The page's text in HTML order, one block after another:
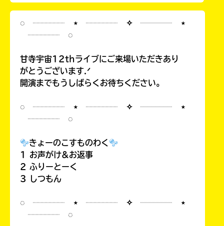
◌ ┈┈┈┈ ⋆ ┈┈┈┈ ✧ ┈┈┈┈ ⋆
┈┈┈┈ ◌
甘寺宇宙12thライブにご来場いただきあり
がとうございます.ᐟ
開演までもうしばらくお待ちください。
◌ ┈┈┈┈ ⋆ ┈┈┈┈ ✧ ┈┈┈┈ ⋆
┈┈┈┈ ◌
きょーのこすものわく
1 お声がけ&お返事
2 ふりーとーく
3 しつもん
◌ ┈┈┈┈ ⋆ ┈┈┈┈ ✧ ┈┈┈┈ ⋆
┈┈┈┈ ◌